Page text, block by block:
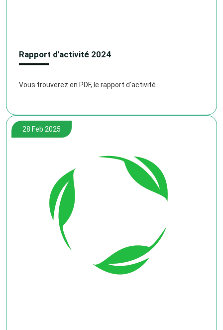
Rapport d'activité 2024
Vous trouverez en PDF, le rapport d'activité...
28 Feb 2025